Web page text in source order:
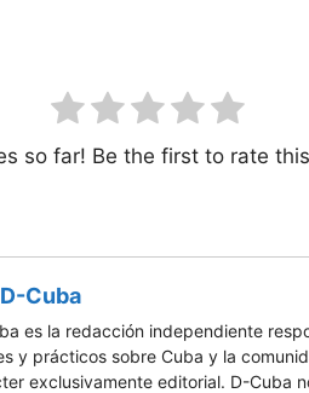
so far! Be the first to rate
Cuba
es la redacción independiente
y prácticos sobre Cuba y la
exclusivamente editorial. D-Cuba